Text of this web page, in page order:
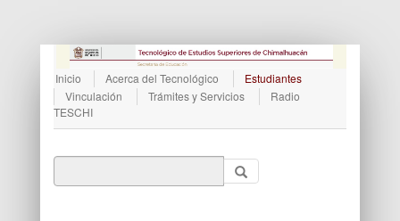
Inicio Acerca del Tecnológico
Estudiantes
Vinculación
Trámites y Servicios
Radio
TESCHI